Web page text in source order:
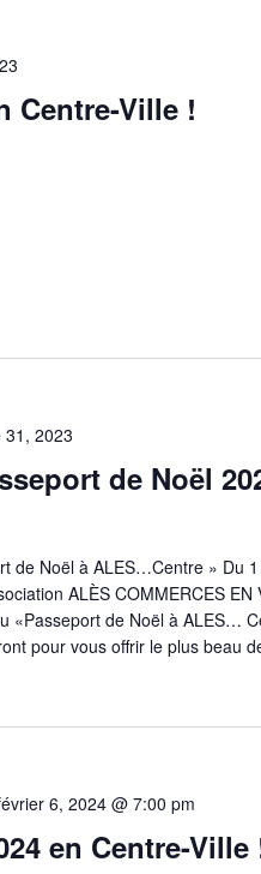
Centre-Ville !
31, 2023
de Noël
de Noël à ALES…Centre » Du
ALÈS COMMERCES
«Passeport de Noël à ALES…
pour vous offrir le plus beau
6, 2024 @ 7:00 pm
en Centre-Ville